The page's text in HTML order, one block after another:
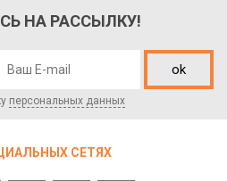
НА РАССЫЛКУ!
ok
персональных данных
СЕТЯХ